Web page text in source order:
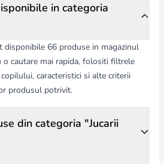
dezvoltare motorie și senzorială.
jucăriei.
curățării și întreținerii.
combină divertismentul, educația și
experiență completă de învățare prin
in categoria
disponibile 66 produse in magazinul
cautare mai rapida, folositi filtrele
caracteristici si alte criterii
produsul potrivit.
din categoria "Jucarii